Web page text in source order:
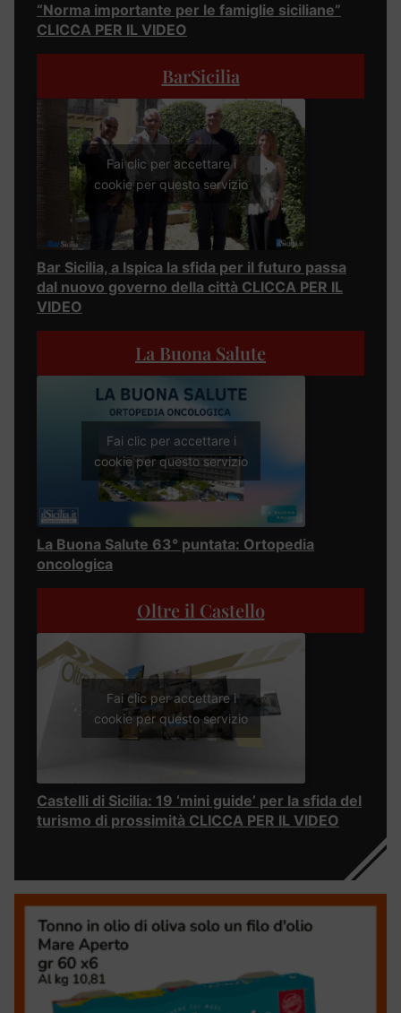
“Norma importante per le famiglie siciliane”
CLICCA PER IL VIDEO
BarSicilia
Fai clic per accettare i
cookie per questo servizio
Bar Sicilia, a Ispica la sfida per il futuro passa
dal nuovo governo della città CLICCA PER IL
VIDEO
La Buona Salute
Fai clic per accettare i
cookie per questo servizio
La Buona Salute 63° puntata: Ortopedia
oncologica
Oltre il Castello
Fai clic per accettare i
cookie per questo servizio
Castelli di Sicilia: 19 ‘mini guide’ per la sfida del
turismo di prossimità CLICCA PER IL VIDEO